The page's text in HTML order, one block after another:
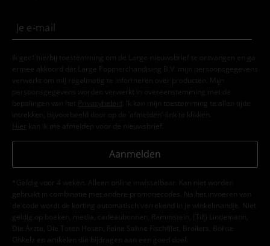
Ik geef hierbij toestemming om de Large-nieuwsbrief te ontvangen en ga
ermee akkoord dat Large Popmerchandising B.V. mijn persoonsgegevens
verwerkt om mij regelmatig te informeren over producten. Mijn
persoonsgegevens worden verwerkt in overeenstemming met de
bepalingen van het
Privacybeleid . Ik kan mijn toestemming te allen tijde
intrekken, bijvoorbeeld door op de ‘afmelden’-link te klikken.
Hier kan ik me afmelden voor de nieuwsbrief.
Aanmelden
*Geldig voor 4 weken. Alleen online inwisselbaar. Kan niet worden
gebruikt in combinatie met andere promotiecodes. Na het invoeren van
de code wordt de korting automatisch verrekend in je winkelmandje. Niet
geldig op boeken, media, cadeaubonnen, Rammstein, (Till) Lindemann,
Die Ärzte, Die Toten Hosen, Feine Sahne Fischfilet, Broilers, Böhse
Onkelz en artikelen die bijdragen aan een goed doel.